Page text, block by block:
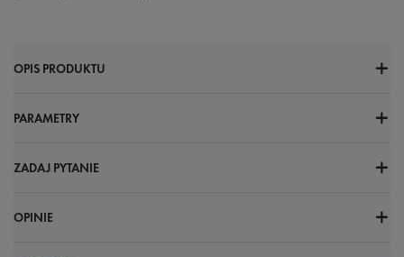
OPIS PRODUKTU
PARAMETRY
ZADAJ PYTANIE
OPINIE